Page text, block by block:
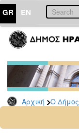
GR EN
Αρχική Ο Δήμος
ΔΗΜΟΣ
Δελτία
Τύπου
Αρχείο
2026
2024